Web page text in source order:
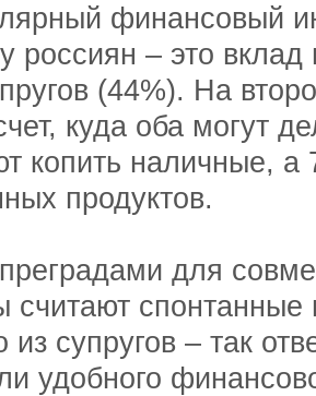
финансовый
россиян – это
(44%). На
куда оба могут
копить наличные,
продуктов.
для
считают
из супругов – так
удобного